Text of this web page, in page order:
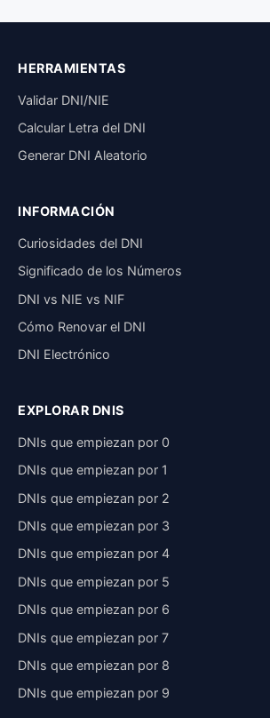
HERRAMIENTAS
Validar DNI/NIE
Calcular Letra del DNI
Generar DNI Aleatorio
INFORMACIÓN
Curiosidades del DNI
Significado de los Números
DNI vs NIE vs NIF
Cómo Renovar el DNI
DNI Electrónico
EXPLORAR DNIS
DNIs que empiezan por 0
DNIs que empiezan por 1
DNIs que empiezan por 2
DNIs que empiezan por 3
DNIs que empiezan por 4
DNIs que empiezan por 5
DNIs que empiezan por 6
DNIs que empiezan por 7
DNIs que empiezan por 8
DNIs que empiezan por 9